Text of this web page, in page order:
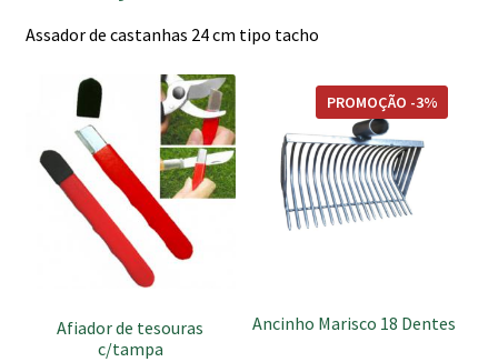
Assador de castanhas 24 cm tipo tacho
Afiador de tesouras
c/tampa
Ancinho Marisco 18 Dentes
PROMOÇÃO -3%